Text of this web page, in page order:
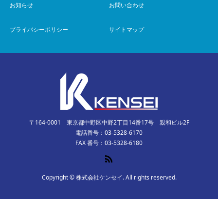
お知らせ お問い合わせ
プライバシーポリシー サイトマップ
〒164-0001 東京都中野区中野2丁目14番17号 親和ビル2F
電話番号：03-5328-6170
FAX 番号：03-5328-6180
Copyright © 株式会社ケンセイ. All rights reserved.